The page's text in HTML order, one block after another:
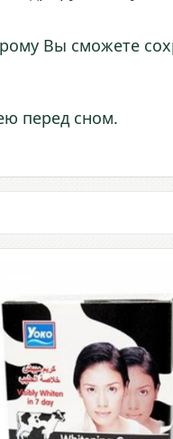
Вы сможете
перед сном.